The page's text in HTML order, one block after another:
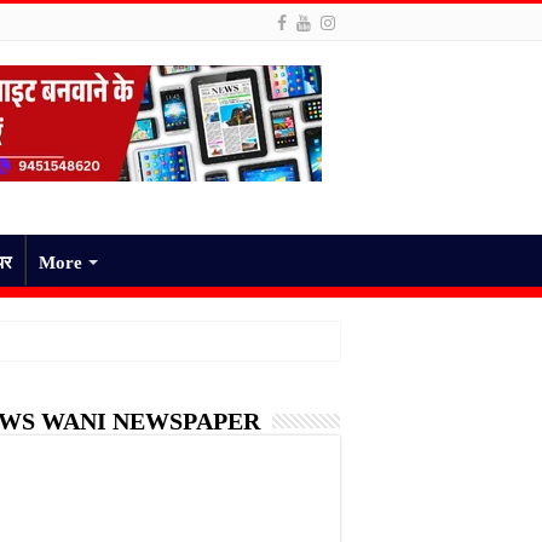
More
WANI NEWSPAPER